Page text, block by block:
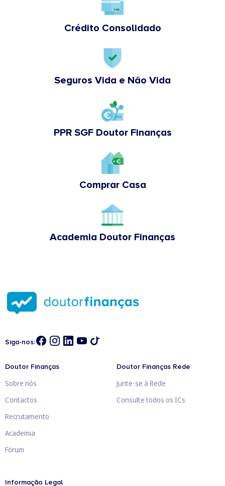
Crédito Consolidado
Seguros Vida e Não Vida
PPR SGF Doutor Finanças
Comprar Casa
Academia Doutor Finanças
Siga-nos:
Doutor Finanças
Sobre nós
Contactos
Recrutamento
Academia
Fórum
Doutor Finanças Rede
Junte-se à Rede
Consulte todos os ICs
Informação Legal